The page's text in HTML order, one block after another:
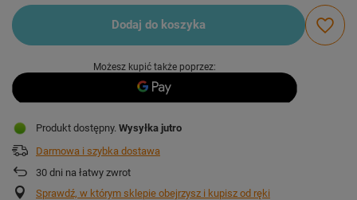
Dodaj do koszyka
Możesz kupić także poprzez:
Produkt dostępny Wysyłka jutro
Darmowa i szybka dostawa
30 dni na łatwy zwrot
Sprawdź, w którym sklepie obejrzysz i kupisz od ręki